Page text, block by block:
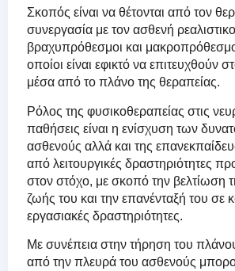
Σκοπός είναι να θέτονται από τον
συνεργασία με τον ασθενή
βραχυπρόθεσμοι και
οποίοι είναι εφικτό να επιτευχθούν
μέσα από το πλάνο της θεραπείας.
Ρόλος της φυσικοθεραπείας στις
παθήσεις είναι η ενίσχυση των
ασθενούς αλλά και της
από λειτουργικές δραστηριότητες
στον στόχο, με σκοπό την βελτίωση
ζωής του και την επανένταξή του σε
εργασιακές δραστηριότητες.
Με συνέπεια στην τήρηση του
από την πλευρά του ασθενούς